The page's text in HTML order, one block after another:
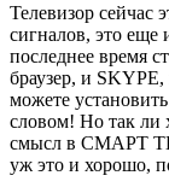
Телевизор сейчас
сигналов, это еще
последнее время
браузер, и
можете
словом! Но так ли
смысл в СМАРТ
уж это и хорошо,